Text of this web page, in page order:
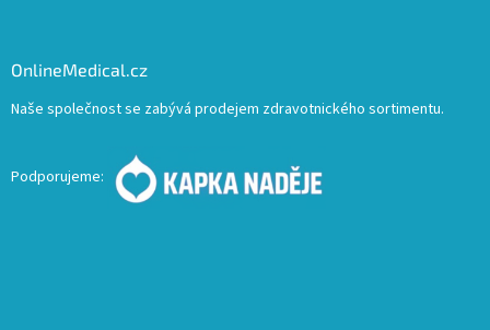
OnlineMedical.cz
Naše společnost se zabývá prodejem zdravotnického sortimentu.
Podporujeme: